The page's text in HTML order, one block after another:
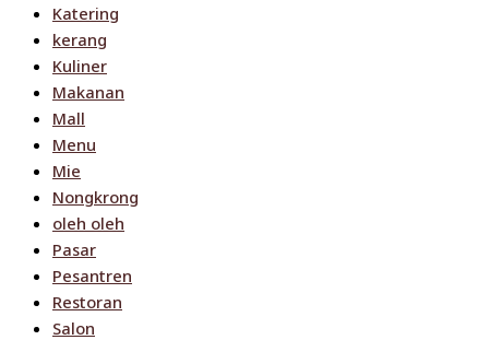
Katering
kerang
Kuliner
Makanan
Mall
Menu
Mie
Nongkrong
oleh oleh
Pasar
Pesantren
Restoran
Salon